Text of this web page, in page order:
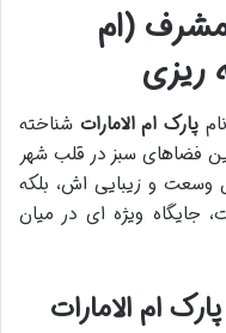
مشرف (ام
ریزی
پارک ام الامارات شناخته
فضاهای سبز در قلب شهر
وسعت و زیبایی اش، بلکه
جایگاه ویژه ای در میان
ام الامارات